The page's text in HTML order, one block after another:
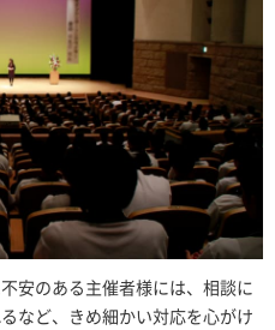
安のある主催者様には、相談に
など、きめ細かい対応を心がけ